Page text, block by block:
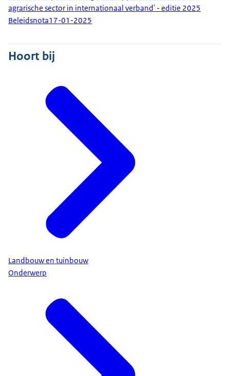
agrarische sector in internationaal verband' - editie 2025
Beleidsnota17-01-2025
Hoort bij
Landbouw en tuinbouw
Onderwerp